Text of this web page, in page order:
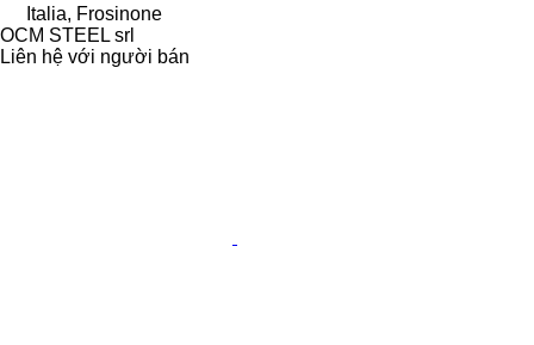
Italia, Frosinone
OCM STEEL srl
Liên hệ với người bán